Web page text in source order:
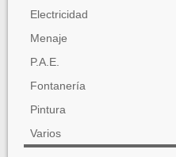
Electricidad
Menaje
P.A.E.
Fontanería
Pintura
Varios